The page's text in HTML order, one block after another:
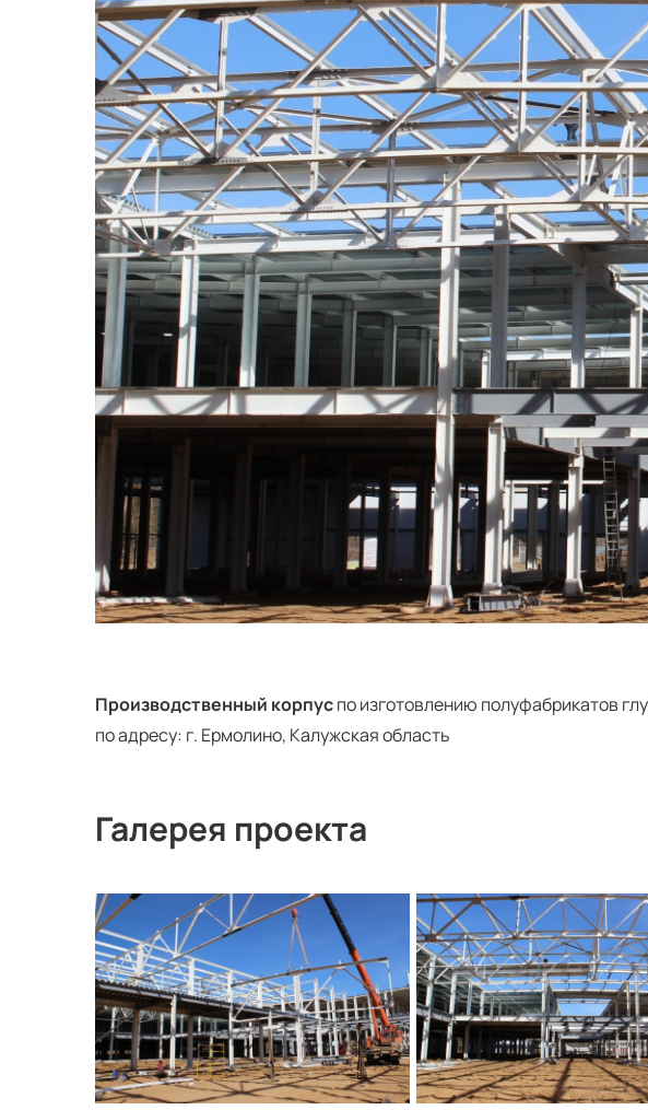
Производственный корпуспо изготовлению полуфабрикатов
по адресу: г. Ермолино, Калужская область
Галерея проекта